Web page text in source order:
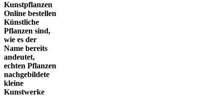
Kunstpflanzen
Online bestellen
Künstliche
Pflanzen sind,
wie es der
Name bereits
andeutet,
echten Pflanzen
nachgebildete
kleine
Kunstwerke